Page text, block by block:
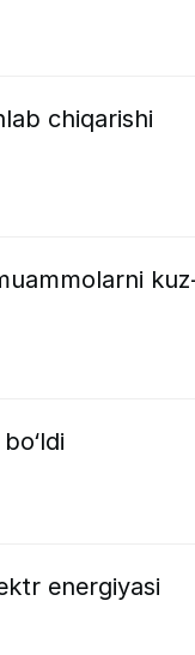
chiqarishi
energiyasi